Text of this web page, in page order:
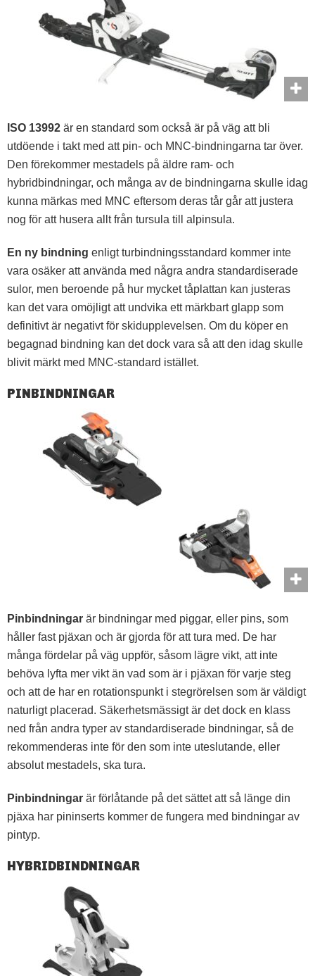
ISO 13992 är en standard som också är på väg att bli
utdöende i takt med att pin- och MNC-bindningarna tar över.
Den förekommer mestadels på äldre ram- och
hybridbindningar, och många av de bindningarna skulle idag
kunna märkas med MNC eftersom deras tår går att justera
nog för att husera allt från tursula till alpinsula.
En ny bindning enligt turbindningsstandard kommer inte
vara osäker att använda med några andra standardiserade
sulor, men beroende på hur mycket tåplattan kan justeras
kan det vara omöjligt att undvika ett märkbart glapp som
definitivt är negativt för skidupplevelsen. Om du köper en
begagnad bindning kan det dock vara så att den idag skulle
blivit märkt med MNC-standard istället.
PINBINDNINGAR
Pinbindningar är bindningar med piggar, eller pins, som
håller fast pjäxan och är gjorda för att tura med. De har
många fördelar på väg uppför, såsom lägre vikt, att inte
behöva lyfta mer vikt än vad som är i pjäxan för varje steg
och att de har en rotationspunkt i stegrörelsen som är väldigt
naturligt placerad. Säkerhetsmässigt är det dock en klass
ned från andra typer av standardiserade bindningar, så de
rekommenderas inte för den som inte uteslutande, eller
absolut mestadels, ska tura.
Pinbindningar är förlåtande på det sättet att så länge din
pjäxa har pininserts kommer de fungera med bindningar av
pintyp.
HYBRIDBINDNINGAR